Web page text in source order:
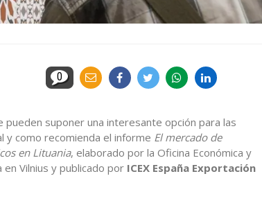
0
suponer una interesante opción para las
y como recomienda el informe El mercado de
en Lituania, elaborado por la Oficina Económica y
en Vilnius y publicado por ICEX España Exportación